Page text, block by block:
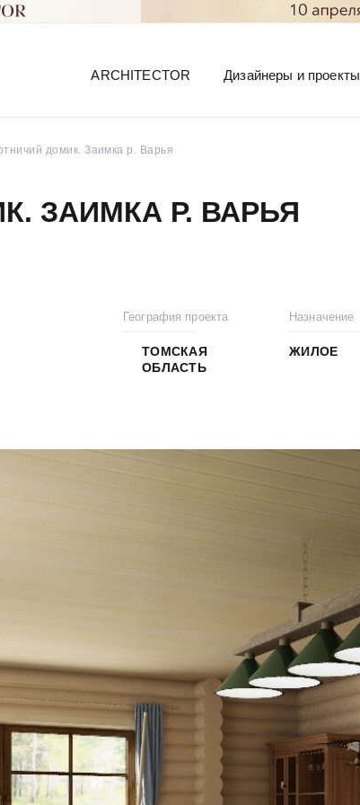
ARCHITECTOR Дизайнеры и проекты
домик. Заимка р. Варья
ЗАИМКА Р. ВАРЬЯ
География проекта
ТОМСКАЯ
ОБЛАСТЬ
Назначение
ЖИЛОЕ